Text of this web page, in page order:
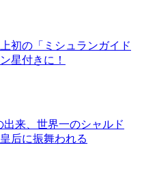
初の「ミシュランガイド
星付きに！
来、世界一のシャルド
后に振舞われる